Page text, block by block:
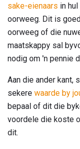
sake-eienaars in
oorweeg. Dit is
oorweeg of die
maatskappy sal
nodig om 'n pennie
Aan die ander kant,
sekere waarde by
bepaal of dit die
voordele die koste
dit.